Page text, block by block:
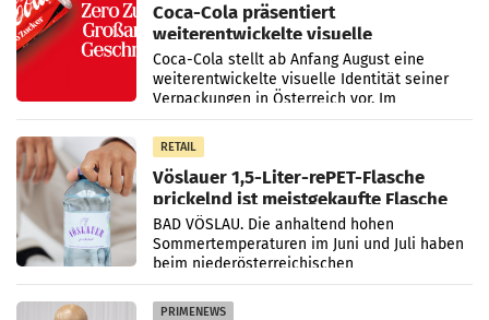
Coca-Cola präsentiert
weiterentwickelte visuelle
Markenidentität
Coca-Cola stellt ab Anfang August eine
weiterentwickelte visuelle Identität seiner
Verpackungen in Österreich vor. Im
Mittelpunkt des Redesigns stehen zentrale
Gestaltungselemente
RETAIL
Vöslauer 1,5-Liter-rePET-Flasche
prickelnd ist meistgekaufte Flasche
Österreichs
BAD VÖSLAU. Die anhaltend hohen
Sommertemperaturen im Juni und Juli haben
beim niederösterreichischen
Getränkehersteller Vöslauer zu deutlichen
Absatzzuwächsen geführt. Während
PRIMENEWS